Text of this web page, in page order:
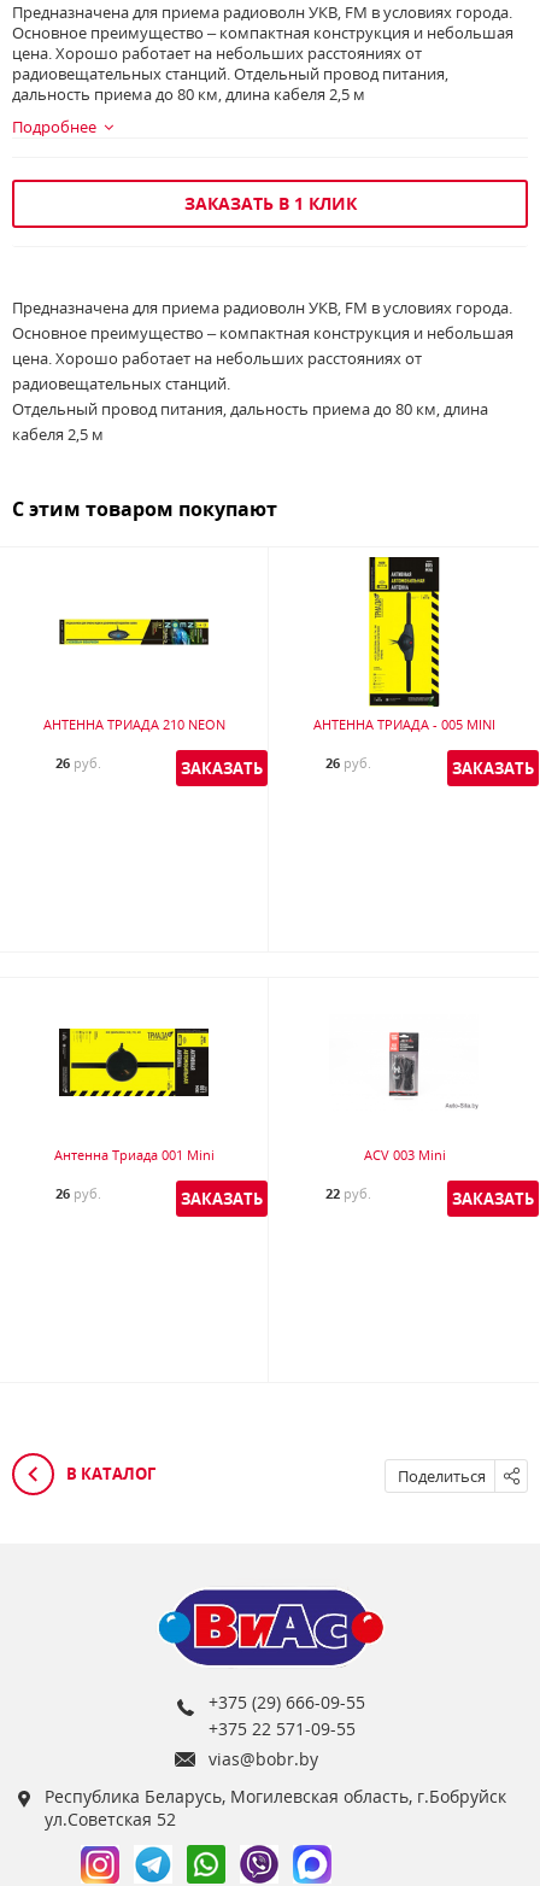
Предназначена для приема радиоволн УКВ, FM в условиях города.
Основное преимущество – компактная конструкция и небольшая
цена. Хорошо работает на небольших расстояниях от
радиовещательных станций. Отдельный провод питания,
дальность приема до 80 км, длина кабеля 2,5 м
Подробнее
ЗАКАЗАТЬ В 1 КЛИК
Предназначена для приема радиоволн УКВ, FM в условиях города.
Основное преимущество – компактная конструкция и небольшая
цена. Хорошо работает на небольших расстояниях от
радиовещательных станций.
Отдельный провод питания, дальность приема до 80 км, длина
кабеля 2,5 м
С этим товаром покупают
АНТЕННА ТРИАДА 210 NEON
26 руб. ЗАКАЗАТЬ
АНТЕННА ТРИАДА - 005 MINI
26 руб. ЗАКАЗАТЬ
Антенна Триада 001 Mini
26 руб. ЗАКАЗАТЬ
ACV 003 Mini
22 руб. ЗАКАЗАТЬ
В КАТАЛОГ Поделиться
+375 (29) 666-09-55
+375 22 571-09-55
vias@bobr.by
Республика Беларусь, Могилевская область, г.Бобруйск
ул.Советская 52